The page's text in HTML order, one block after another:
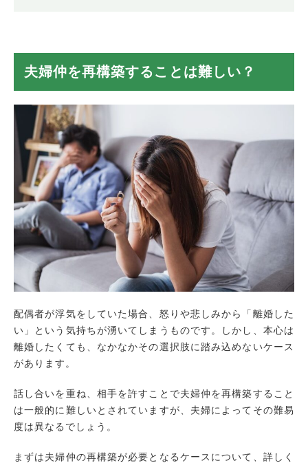
浮気または不倫が発覚した
夫婦間の関係が悪化した
夫婦関係を再構築することのメリット
1.経済的な問題・不安が無い
2.生活の変化による手間やストレスがない
3.子どもにとって環境の変化が少ない
夫婦仲の再構築を成功させるには
1.法的に有効な誓約書を作成する
2.夫婦間コミュニケーションを取ることを
心がける
離婚をする決断が必要なケースも
慰謝料を請求するには浮気の証拠が重要！
夫婦仲を再構築することは難しい？
配偶者が浮気をしていた場合、怒りや悲しみから「離婚した
い」という気持ちが湧いてしまうものです。しかし、本心は
離婚したくても、なかなかその選択肢に踏み込めないケース
があります。
話し合いを重ね、相手を許すことで夫婦仲を再構築すること
は一般的に難しいとされていますが、夫婦によってその難易
度は異なるでしょう。
まずは夫婦仲の再構築が必要となるケースについて、詳しく